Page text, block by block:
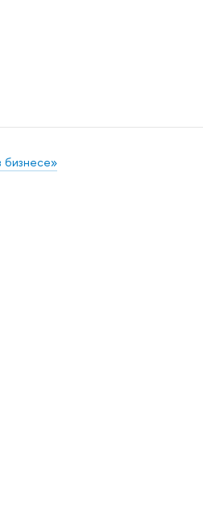
бизнесе»